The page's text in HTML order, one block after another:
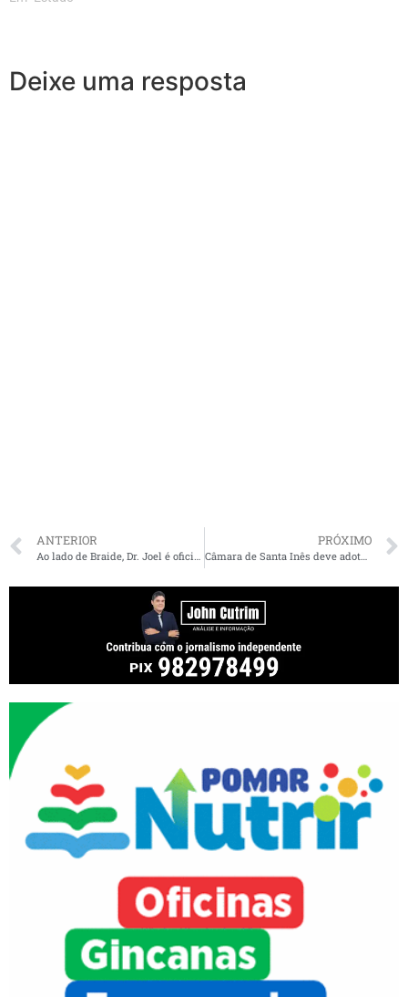
Deixe uma resposta
ANTERIOR
Ao lado de Braide, Dr. Joel é oficializado como candidato a vereador de São Luís
PRÓXIMO
Câmara de Santa Inês deve adotar ponto eletrônico para controle de presença de pessoal